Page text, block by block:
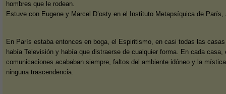
hombres que le rodean.
Estuve con Eugene y Marcel D’osty en el Instituto Metapsíquica de París,
En París estaba entonces en boga, el Espiritismo, en casi todas las
había Televisión y había que distraerse de cualquier forma. En cada casa,
comunicaciones acababan siempre, faltos del ambiente idóneo y la
ninguna trascendencia.